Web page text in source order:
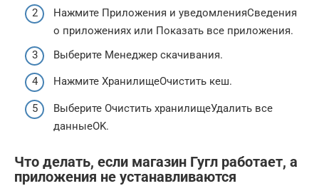
Нажмите Приложения и уведомленияСведения
о приложениях или Показать все приложения.
Выберите Менеджер скачивания.
Нажмите ХранилищеОчистить кеш.
Выберите Очистить хранилищеУдалить все
данныеOK.
Что делать, если магазин Гугл работает, а
приложения не устанавливаются